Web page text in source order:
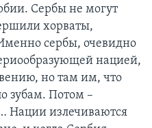
Сербы не могут
хорваты,
сербы, очевидно
нацией,
но там им, что
зубам. Потом –
Нации излечиваются